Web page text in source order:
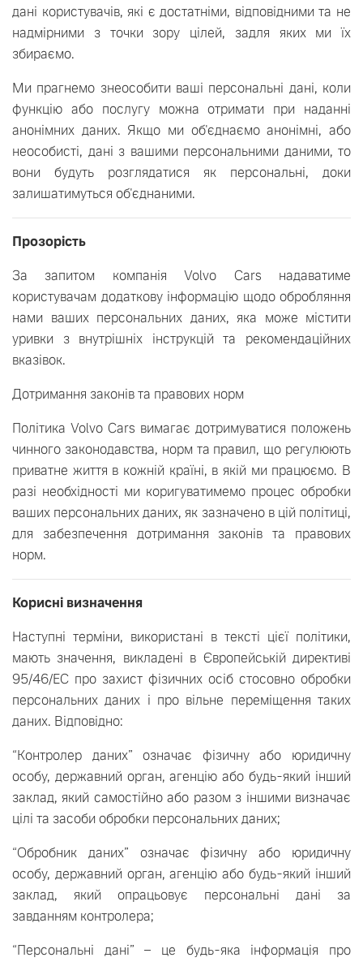
дані користувачів, які є достатніми, відповідними та не
надмірними з точки зору цілей, задля яких ми їх
збираємо.
Ми прагнемо знеособити ваші персональні дані, коли
функцію або послугу можна отримати при наданні
анонімних даних. Якщо ми об'єднаємо анонімні, або
неособисті, дані з вашими персональними даними, то
вони будуть розглядатися як персональні, доки
залишатимуться об'єднаними.
Прозорість
За запитом компанія Volvo Cars надаватиме
користувачам додаткову інформацію щодо обробляння
нами ваших персональних даних, яка може містити
уривки з внутрішніх інструкцій та рекомендаційних
вказівок.
Дотримання законів та правових норм
Політика Volvo Cars вимагає дотримуватися положень
чинного законодавства, норм та правил, що регулюють
приватне життя в кожній країні, в якій ми працюємо. В
разі необхідності ми коригуватимемо процес обробки
ваших персональних даних, як зазначено в цій політиці,
для забезпечення дотримання законів та правових
норм.
Корисні визначення
Наступні терміни, використані в тексті цієї політики,
мають значення, викладені в Європейській директиві
95/46/EC про захист фізичних осіб стосовно обробки
персональних даних і про вільне переміщення таких
даних. Відповідно:
“Контролер даних” означає фізичну або юридичну
особу, державний орган, агенцію або будь-який інший
заклад, який самостійно або разом з іншими визначає
цілі та засоби обробки персональних даних;
“Обробник даних” означає фізичну або юридичну
особу, державний орган, агенцію або будь-який інший
заклад, який опрацьовує персональні дані за
завданням контролера;
“Персональні дані” – це будь-яка інформація про